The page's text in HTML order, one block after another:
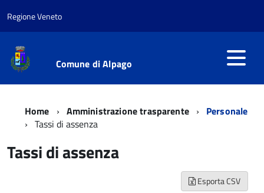
Regione Veneto
Comune di Alpago
Home Amministrazione trasparente
Personale
Tassi di assenza
Tassi di assenza
Esporta CSV